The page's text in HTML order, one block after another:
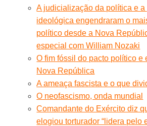
A judicialização da política e
ideológica engendraram o
político desde a Nova
especial com William Nozaki
O fim fóssil do pacto político e
Nova República
A ameaça fascista e o que
O neofascismo, onda mundial
Comandante do Exército diz
elogiou torturador “lidera pelo